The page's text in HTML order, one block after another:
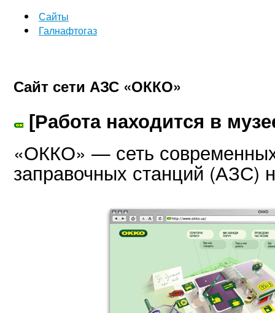
Сайты
Галнафтогаз
Сайт сети АЗС «ОККО»
[Работа находится в
«ОККО» — сеть
заправочных станций (АЗС)